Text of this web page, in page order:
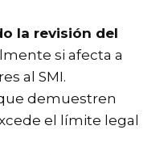
la revisión del
si afecta a
al SMI.
demuestren
el límite legal